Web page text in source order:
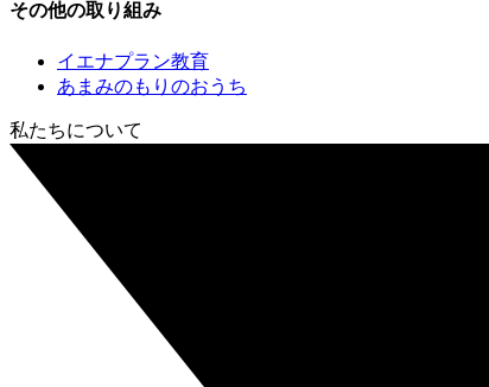
その他の取り組み
イエナプラン教育
あまみのもりのおうち
私たちについて